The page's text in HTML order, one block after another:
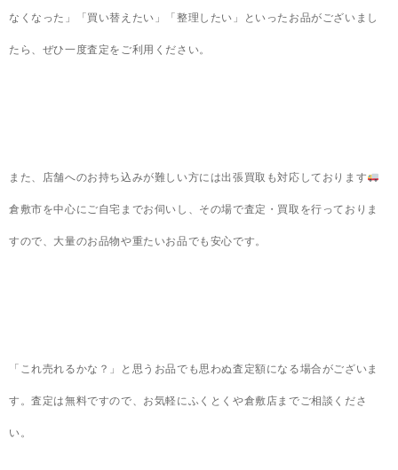
なくなった」「買い替えたい」「整理したい」といったお品がございまし
たら、ぜひ一度査定をご利用ください。
また、店舗へのお持ち込みが難しい方には出張買取も対応しております
倉敷市を中心にご自宅までお伺いし、その場で査定・買取を行っておりま
すので、大量のお品物や重たいお品でも安心です。
「これ売れるかな？」と思うお品でも思わぬ査定額になる場合がございま
す。査定は無料ですので、お気軽にふくとくや倉敷店までご相談くださ
い。